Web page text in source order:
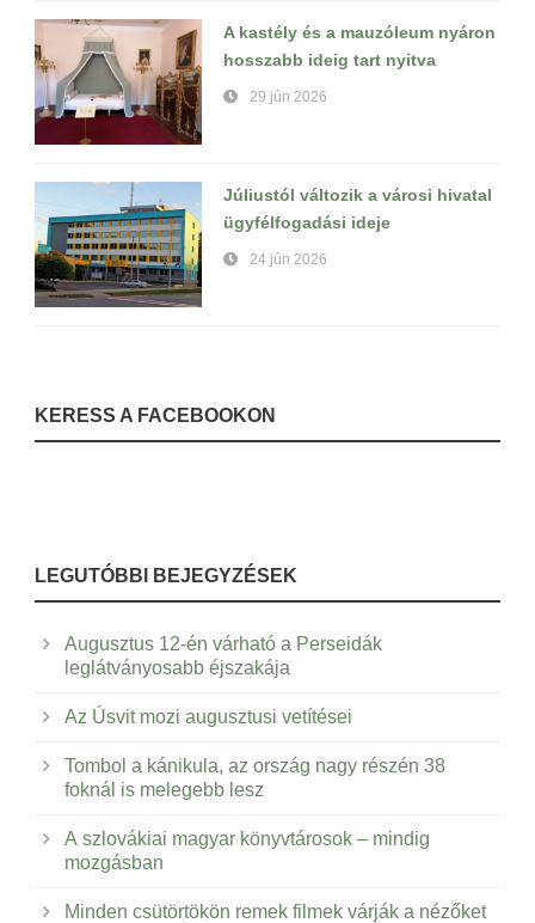
A kastély és a mauzóleum nyáron
hosszabb ideig tart nyitva
29 jún 2026
Júliustól változik a városi hivatal
ügyfélfogadási ideje
24 jún 2026
KERESS A FACEBOOKON
LEGUTÓBBI BEJEGYZÉSEK
Augusztus 12-én várható a Perseidák
leglátványosabb éjszakája
Az Úsvit mozi augusztusi vetítései
Tombol a kánikula, az ország nagy részén 38
foknál is melegebb lesz
A szlovákiai magyar könyvtárosok – mindig
mozgásban
Minden csütörtökön remek filmek várják a nézőket